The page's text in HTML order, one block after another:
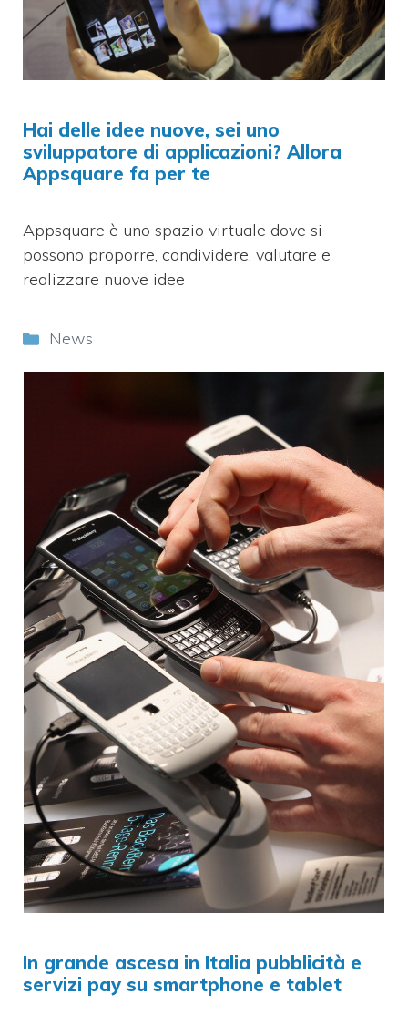
Hai delle idee nuove, sei uno
sviluppatore di applicazioni? Allora
Appsquare fa per te
Appsquare è uno spazio virtuale dove si
possono proporre, condividere, valutare e
realizzare nuove idee
Categorie
News
In grande ascesa in Italia pubblicità e
servizi pay su smartphone e tablet